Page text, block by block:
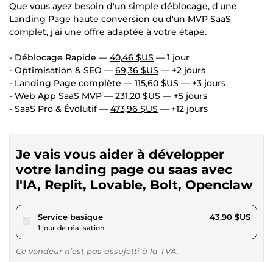
Que vous ayez besoin d'un simple déblocage, d'une
Landing Page haute conversion ou d'un MVP SaaS
complet, j'ai une offre adaptée à votre étape.
- Déblocage Rapide — 40,46 $US — 1 jour
- Optimisation & SEO — 69,36 $US — +2 jours
- Landing Page complète — 115,60 $US — +3 jours
- Web App SaaS MVP — 231,20 $US — +5 jours
- SaaS Pro & Évolutif — 473,96 $US — +12 jours
Je vais vous aider à développer
votre landing page ou saas avec
l'IA, Replit, Lovable, Bolt, Openclaw
Service basiquepour 40,46 $US
1 jour de réalisation
43,90 $US
Ce vendeur n’est pas assujetti à la TVA.